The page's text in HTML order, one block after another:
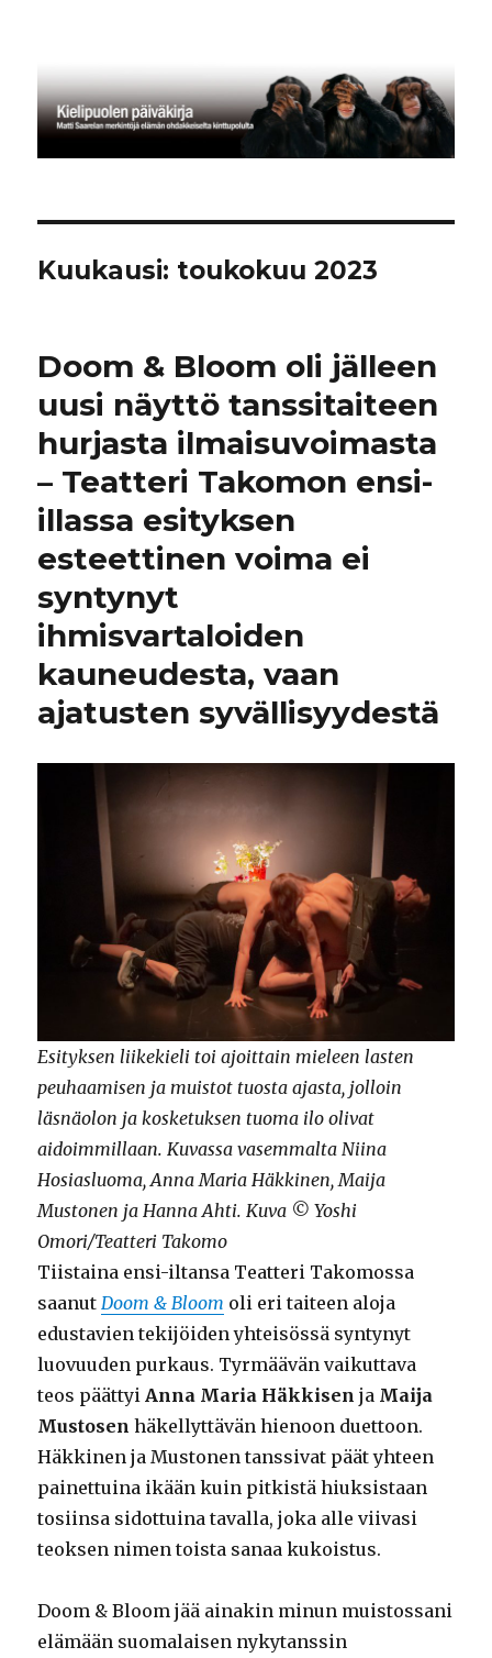
Kuukausi: toukokuu 2023
Doom & Bloom oli jälleen
uusi näyttö tanssitaiteen
hurjasta ilmaisuvoimasta
– Teatteri Takomon ensi-
illassa esityksen
esteettinen voima ei
syntynyt
ihmisvartaloiden
kauneudesta, vaan
ajatusten syvällisyydestä
Esityksen liikekieli toi ajoittain mieleen lasten
peuhaamisen ja muistot tuosta ajasta, jolloin
läsnäolon ja kosketuksen tuoma ilo olivat
aidoimmillaan. Kuvassa vasemmalta Niina
Hosiasluoma, Anna Maria Häkkinen, Maija
Mustonen ja Hanna Ahti. Kuva © Yoshi
Omori/Teatteri Takomo
Tiistaina ensi-iltansa Teatteri Takomossa
saanutDoom & Bloom oli eri taiteen aloja
edustavien tekijöiden yhteisössä syntynyt
luovuuden purkaus. Tyrmäävän vaikuttava
teos päättyiAnna Maria Häkkisen ja Maija
Mustosen häkellyttävän hienoon duettoon.
Häkkinen ja Mustonen tanssivat päät yhteen
painettuina ikään kuin pitkistä hiuksistaan
tosiinsa sidottuina tavalla, joka alle viivasi
teoksen nimen toista sanaa kukoistus.
Doom & Bloom jää ainakin minun muistossani
elämään suomalaisen nykytanssin